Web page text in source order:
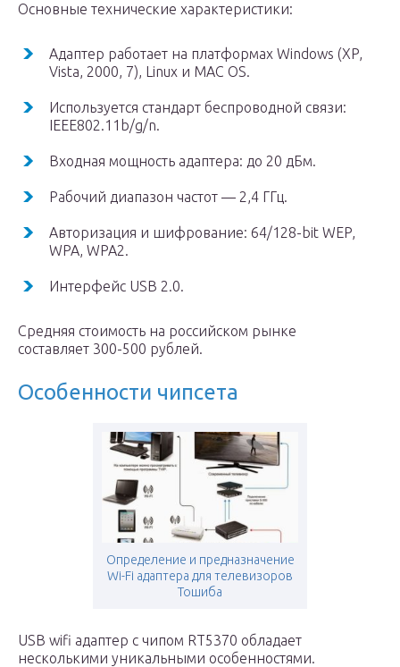
Основные технические характеристики:
Адаптер работает на платформах Windows (XP,
Vista, 2000, 7), Linux и MAC OS.
Используется стандарт беспроводной связи:
IEEE802.11b/g/n.
Входная мощность адаптера: до 20 дБм.
Рабочий диапазон частот — 2,4 ГГц.
Авторизация и шифрование: 64/128-bit WEP,
WPA, WPA2.
Интерфейс USB 2.0.
Средняя стоимость на российском рынке
составляет 300-500 рублей.
Особенности чипсета
Определение и предназначение
Wi-Fi адаптера для телевизоров
Тошиба
USB wifi адаптер с чипом RT5370 обладает
несколькими уникальными особенностями.